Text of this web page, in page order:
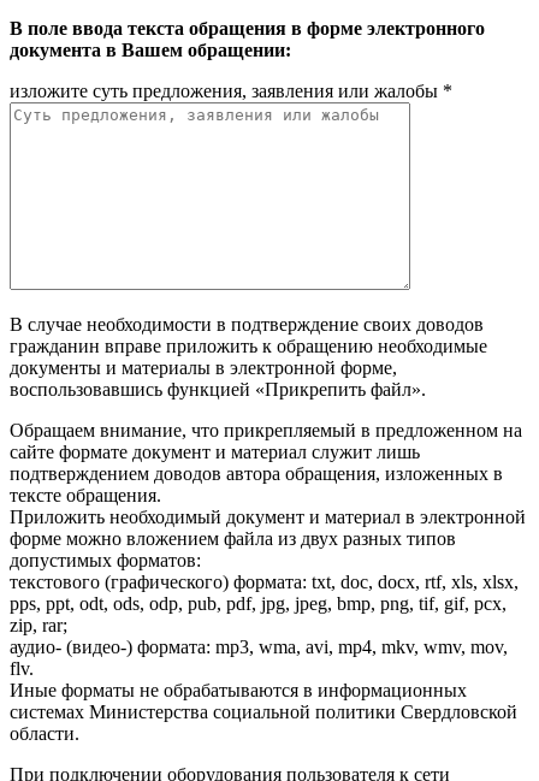
В поле ввода текста обращения в форме электронного
документа в Вашем обращении:
изложите суть предложения, заявления или жалобы *
В случае необходимости в подтверждение своих доводов
гражданин вправе приложить к обращению необходимые
документы и материалы в электронной форме,
воспользовавшись функцией «Прикрепить файл».
Обращаем внимание, что прикрепляемый в предложенном на
сайте формате документ и материал служит лишь
подтверждением доводов автора обращения, изложенных в
тексте обращения.
Приложить необходимый документ и материал в электронной
форме можно вложением файла из двух разных типов
допустимых форматов:
текстового (графического) формата: txt, doc, docx, rtf, xls, xlsx,
pps, ppt, odt, ods, odp, pub, pdf, jpg, jpeg, bmp, png, tif, gif, pcx,
zip, rar;
аудио- (видео-) формата: mp3, wma, avi, mp4, mkv, wmv, mov,
flv.
Иные форматы не обрабатываются в информационных
системах Министерства социальной политики Свердловской
области.
При подключении оборудования пользователя к сети